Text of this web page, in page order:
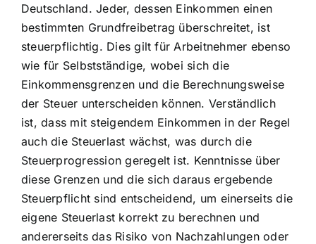
Deutschland. Jeder, dessen Einkommen einen
bestimmten Grundfreibetrag überschreitet, ist
steuerpflichtig. Dies gilt für Arbeitnehmer ebenso
wie für Selbstständige, wobei sich die
Einkommensgrenzen und die Berechnungsweise
der Steuer unterscheiden können. Verständlich
ist, dass mit steigendem Einkommen in der Regel
auch die Steuerlast wächst, was durch die
Steuerprogression geregelt ist. Kenntnisse über
diese Grenzen und die sich daraus ergebende
Steuerpflicht sind entscheidend, um einerseits die
eigene Steuerlast korrekt zu berechnen und
andererseits das Risiko von Nachzahlungen oder